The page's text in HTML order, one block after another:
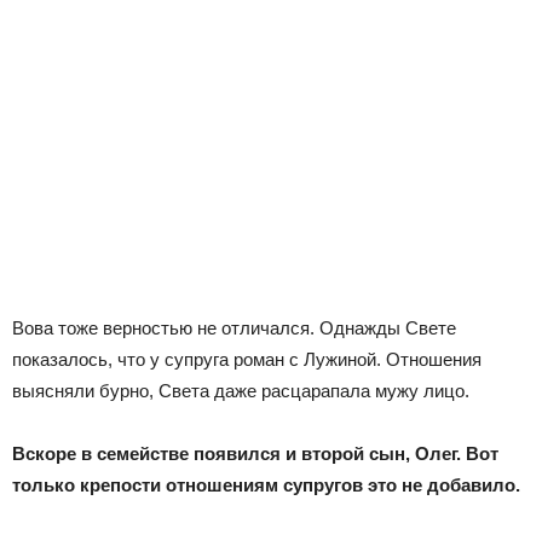
Вова тоже верностью не отличался. Однажды Свете
показалось, что у супруга роман с Лужиной. Отношения
выясняли бурно, Света даже расцарапала мужу лицо.
Вскоре в семействе появился и второй сын, Олег. Вот
только крепости отношениям супругов это не добавило.